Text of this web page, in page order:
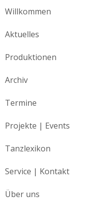
Willkommen
Aktuelles
Produktionen
Archiv
Termine
Projekte | Events
Tanzlexikon
Service | Kontakt
Über uns